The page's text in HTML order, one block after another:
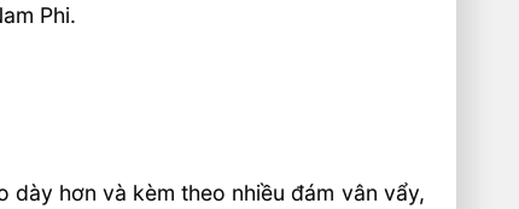
Phi.
dày hơn và kèm theo nhiều đám vân vẩy,